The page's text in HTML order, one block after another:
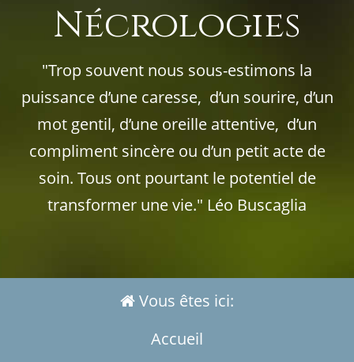
Nécrologies
"Trop souvent nous sous-estimons la
puissance d’une caresse, d’un sourire, d’un
mot gentil, d’une oreille attentive, d’un
compliment sincère ou d’un petit acte de
soin. Tous ont pourtant le potentiel de
transformer une vie." Léo Buscaglia
Vous êtes ici:
Accueil